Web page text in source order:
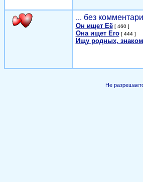
... без
Он ищет Её[ 460 ]
Она ищет Его[ 444 ]
Ищу родных,
Не